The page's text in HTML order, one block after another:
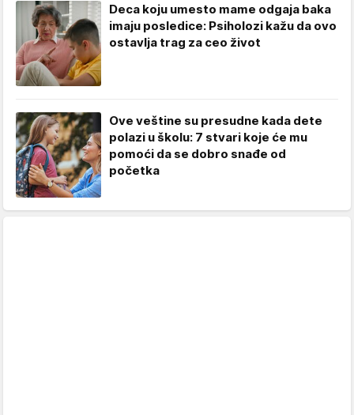
Deca koju umesto mame odgaja baka
imaju posledice: Psiholozi kažu da ovo
ostavlja trag za ceo život
Ove veštine su presudne kada dete
polazi u školu: 7 stvari koje će mu
pomoći da se dobro snađe od
početka